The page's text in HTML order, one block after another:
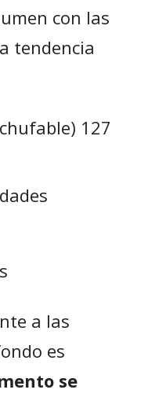
con las
tendencia
127
a las
es
se